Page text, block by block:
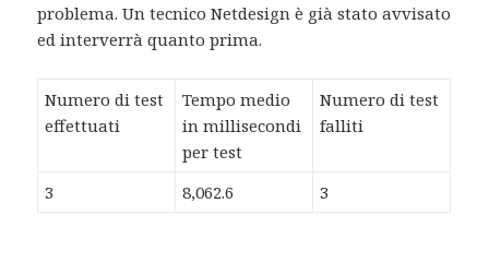
problema. Un tecnico Netdesign è già stato avvisato
ed interverrà quanto prima.
Numero di test
effettuati
Tempo medio
in millisecondi
per test
Numero di test
falliti
3 8,062.6 3